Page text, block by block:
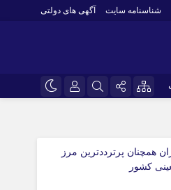
شناسنامه سایت آگهی های دولتی
پرسپولیس
استقلال
همچنان پرترددترین مرز
کشور